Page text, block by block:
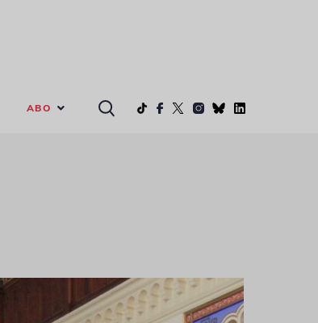
ABO